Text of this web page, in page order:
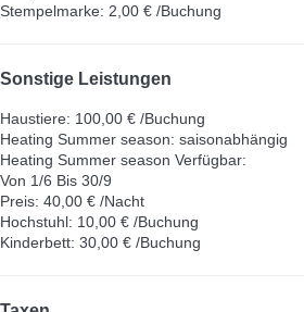
Stempelmarke: 2,00 € /Buchung
Sonstige Leistungen
Haustiere: 100,00 € /Buchung
Heating Summer season: saisonabhängig
Heating Summer season Verfügbar:
Von 1/6 Bis 30/9
Preis: 40,00 € /Nacht
Hochstuhl: 10,00 € /Buchung
Kinderbett: 30,00 € /Buchung